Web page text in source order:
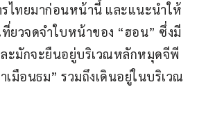
ไทยมาก่อนหน้านี้ และแนะนำให้
ยวจดจำใบหน้าของ “ฮอน” ซึ่งมี
ะมักจะยืนอยู่บริเวณหลักหมุดจีพี
เมือนธม” รวมถึงเดินอยู่ในบริเวณ